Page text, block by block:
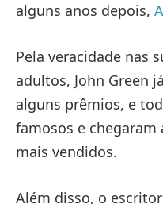
alguns anos depois,
Pela veracidade nas
adultos, John Green
alguns prêmios, e
famosos e
mais vendidos.
Além disso, o